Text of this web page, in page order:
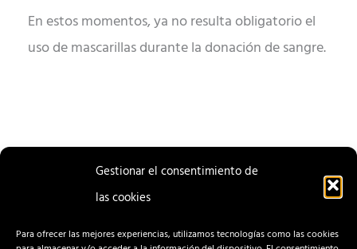
Gestionar el consentimiento de
las cookies
Para ofrecer las mejores experiencias, utilizamos tecnologías como las cookies
En estos momentos, ya no resulta obligatorio el
uso de mascarillas durante la donación de sangre.
ENTRADA